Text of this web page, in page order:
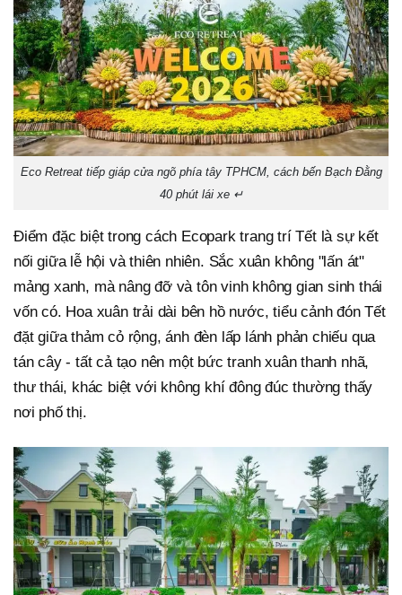
Eco Retreat tiếp giáp cửa ngõ phía tây TPHCM, cách bến Bạch Đằng
40 phút lái xe ↵
Điểm đặc biệt trong cách Ecopark trang trí Tết là sự kết
nối giữa lễ hội và thiên nhiên. Sắc xuân không "lấn át"
mảng xanh, mà nâng đỡ và tôn vinh không gian sinh thái
vốn có. Hoa xuân trải dài bên hồ nước, tiểu cảnh đón Tết
đặt giữa thảm cỏ rộng, ánh đèn lấp lánh phản chiếu qua
tán cây - tất cả tạo nên một bức tranh xuân thanh nhã,
thư thái, khác biệt với không khí đông đúc thường thấy
nơi phố thị.